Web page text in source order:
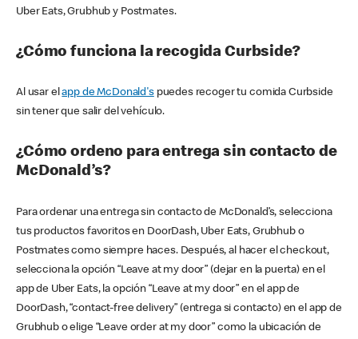
Uber Eats, Grubhub y Postmates.
¿Cómo funciona la recogida Curbside?
Al usar elapp de McDonald'spuedes recoger tu comida Curbside
sin tener que salir del vehículo.
¿Cómo ordeno para entrega sin contacto de
McDonald’s?
Para ordenar una entrega sin contacto de McDonald’s, selecciona
tus productos favoritos en DoorDash, Uber Eats, Grubhub o
Postmates como siempre haces. Después, al hacer el checkout,
selecciona la opción “Leave at my door” (dejar en la puerta) en el
app de Uber Eats, la opción “Leave at my door” en el app de
DoorDash, “contact-free delivery” (entrega si contacto) en el app de
Grubhub o elige “Leave order at my door” como la ubicación de